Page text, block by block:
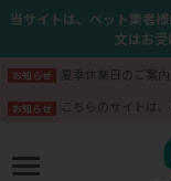
当サイトは、ペット業者
文はお受
お知らせ 夏季休業日のご案内
お知らせ こちらのサイトは